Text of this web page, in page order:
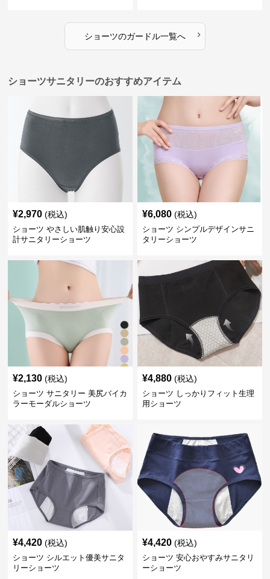
ショーツのガードル一覧へ ›
ショーツサニタリーのおすすめアイテム
¥2,970 (税込)
ショーツ やさしい肌触り安心設
計サニタリーショーツ
¥6,080 (税込)
ショーツ シンプルデザインサニ
タリーショーツ
¥2,130 (税込)
ショーツ サニタリー 美尻バイカ
ラーモーダルショーツ
¥4,880 (税込)
ショーツ しっかりフィット生理
用ショーツ
¥4,420 (税込)
ショーツ シルエット優美サニタ
リーショーツ
¥4,420 (税込)
ショーツ 安心おやすみサニタリ
ーショーツ